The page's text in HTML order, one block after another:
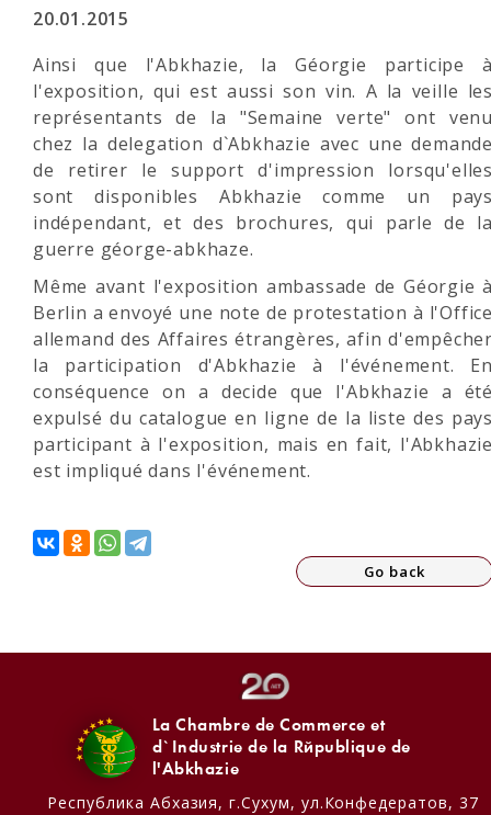
20.01.2015
Ainsi que l'Abkhazie, la Géorgie participe
l'exposition, qui est aussi son vin. A la veille
représentants de la "Semaine verte" ont
chez la delegation d`Abkhazie avec une
de retirer le support d'impression
sont disponibles Abkhazie comme un
indépendant, et des brochures, qui parle de
guerre géorge-abkhaze.
Même avant l'exposition ambassade de Géorgie
Berlin a envoyé une note de protestation à
allemand des Affaires étrangères, afin
la participation d'Abkhazie à l'événement.
conséquence on a decide que l'Abkhazie a
expulsé du catalogue en ligne de la liste des
participant à l'exposition, mais en fait,
est impliqué dans l'événement.
Go back
La Chambre de Commerce et
d`Industrie de la République de
l'Abkhazie
Республика Абхазия, г.Сухум, ул.Конфедератов, 37